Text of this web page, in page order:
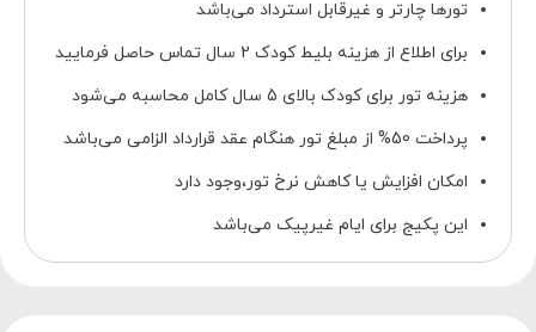
تورها چارتر و غیرقابل استرداد می‌باشد
برای اطلاع از هزینه بلیط کودک 2 سال تماس حاصل فرمایید
هزینه تور برای کودک بالای 5 سال کامل محاسبه می‌شود
پرداخت 50% از مبلغ تور هنگام عقد قرارداد الزامی می‌باشد
امکان افزایش یا کاهش نرخ تور،وجود دارد
این پکیج برای ایام غیرپیک می‌باشد